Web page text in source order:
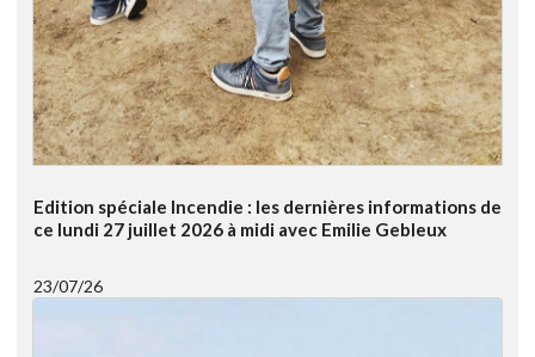
Edition spéciale Incendie : les dernières informations de
ce lundi 27 juillet 2026 à midi avec Emilie Gebleux
23/07/26